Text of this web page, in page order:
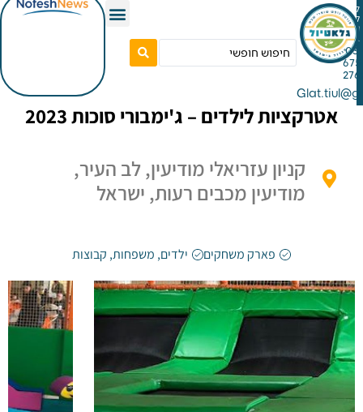
לילדים – ג'ימבורי סוכות 2023
קניון עזריאלי מודיעין, לב העיר,
מודיעין מכבים רעות, ישראל
פארק משחקים ילדים,משפחות, קבוצות